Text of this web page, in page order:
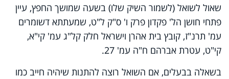
שאול לשואל (לשמור השיק שלו) בשעה שמושך החפץ, עיין
פתחי חושן הל' פקדון פרק ו' ס"ק ל"ט, שמעתתא דשומרים
עמ' תרנ"ז, קובץ בית אהרן וישראל חלק קל"ג עמ' קי"א,
קי"ט, עטרת אברהם ח"ה עמ' 27.
בשאלה בבעלים, אם השואל רוצה להתנות שיהיה חייב כמו